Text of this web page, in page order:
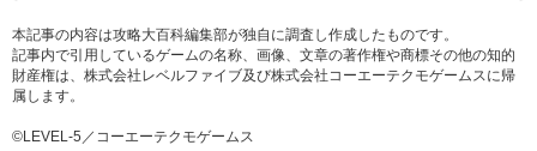
本記事の内容は攻略大百科編集部が独自に調査し作成したものです。
記事内で引用しているゲームの名称、画像、文章の著作権や商標その他の知的
財産権は、株式会社レベルファイブ及び株式会社コーエーテクモゲームスに帰
属します。
©LEVEL-5／コーエーテクモゲームス